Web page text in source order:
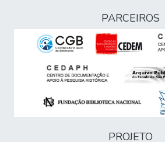
PARCEIROS
PROJETO